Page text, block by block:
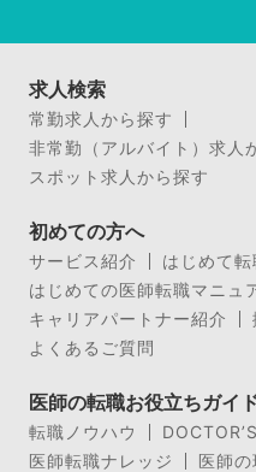
求人検索
常勤求人から探す
非常勤（アルバイト）求人
スポット求人から探す
初めての方へ
サービス紹介
はじめて
はじめての医師転職マニュ
キャリアパートナー紹介
よくあるご質問
医師の転職お役立ちガイ
転職ノウハウ
医師転職ナレッジ
医師